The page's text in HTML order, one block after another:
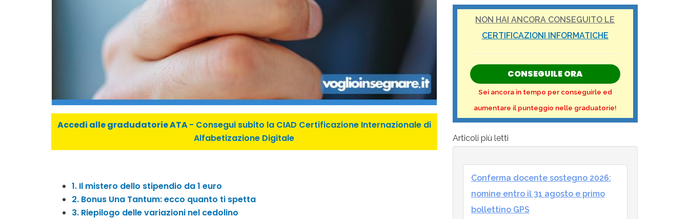
Accedi alle gradudatorie ATA- Consegui subito la CIAD Certificazione Internazionale di
Alfabetizazione Digitale
1. Il mistero dello stipendio da 1 euro
2. Bonus Una Tantum: ecco quanto ti spetta
3. Riepilogo delle variazioni nel cedolino
NON HAI ANCORA CONSEGUITO LE
CERTIFICAZIONI INFORMATICHE
CONSEGUILE ORA
Sei ancora in tempo per conseguirle ed
aumentare il punteggio nelle graduatorie!
Articoli più letti
Conferma docente sostegno 2026:
nomine entro il 31 agosto e primo
bollettino GPS